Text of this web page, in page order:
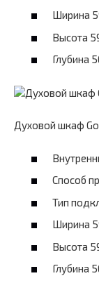
Ширина
Высота
Глубина
Духовой шкаф
Способ
Тип
Ширина
Высота
Глубина